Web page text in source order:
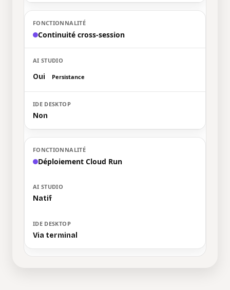
Continuité cross-session
Oui Persistance
Non
Déploiement Cloud Run
Natif
Via terminal